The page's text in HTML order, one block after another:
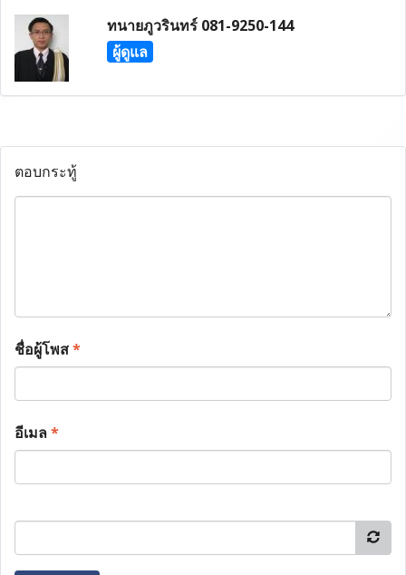
ทนายภูวรินทร์ 081-9250-144
ผู้ดูแล
ตอบกระทู้
ชื่อผู้โพส*
อีเมล*